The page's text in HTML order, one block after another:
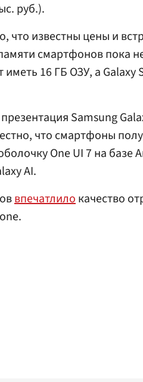
руб.).
что известны цены и
смартфонов пока
иметь 16 ГБ ОЗУ, а Galaxy
Samsung
что смартфоны
One UI 7 на базе
AI.
впечатлилокачество